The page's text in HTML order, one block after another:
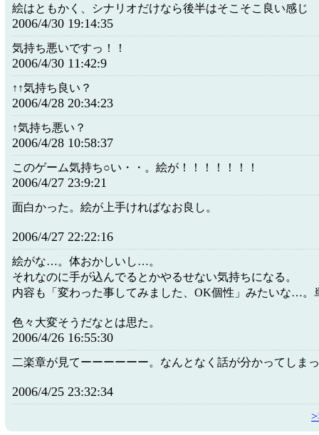
絵はともかく、シナリオだけなら後半はそこそこ良い感じ
2006/4/30 19:14:35
気持ち悪いですっ！！
2006/4/30 11:42:9
↑↑気持ち良い？
2006/4/28 20:34:23
↑気持ち悪い？
2006/4/28 10:58:37
このゲーム気持ち○い・・。絵が！！！！！！！
2006/4/27 23:9:21
面白かった。絵が上手ければなお良し。
2006/4/27 22:22:16
絵がな…。体おかしいし…。
それなのに手が込んでるとかやるせない気持ちになる。
内容も「変わった事してみました、OK個性」みたいな…。
色々大変そうだなとは思た。
2006/4/26 16:55:30
二楽章が見てーーーーーー。なんとなく話が分かってしま
2006/4/25 23:32:34